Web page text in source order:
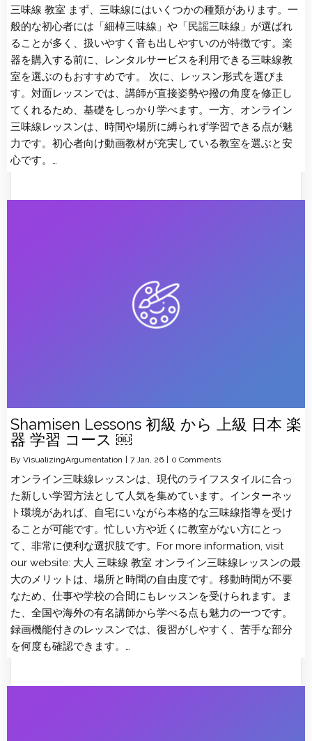
三味線 教室 まず、三味線にはいくつかの種類があります。一
般的な初心者には「細棹三味線」や「民謡三味線」が選ばれ
ることが多く、扱いやすく音も出しやすいのが特徴です。楽
器を購入する前に、レンタルサービスを利用できる三味線教
室を選ぶのもおすすめです。 次に、レッスン形式を選びま
す。対面レッスンでは、講師が直接姿勢や撥の角度を修正し
てくれるため、基礎をしっかり学べます。一方、オンライン
三味線レッスンは、時間や場所に縛られず学習できる点が魅
力です。初心者向け動画教材が充実している教室を選ぶと安
心です。…
Shamisen Lessons 初級 から 上級 日本 楽
器 学習 コース ￼
By VisualizingArgumentation 7 Jan, 26 0 Comments
オンライン三味線レッスンは、現代のライフスタイルに合っ
た新しい学習方法として人気を集めています。インターネッ
ト環境があれば、自宅にいながら本格的な三味線指導を受け
ることが可能です。忙しい方や近くに教室がない方にとっ
て、非常に便利な選択肢です。For more information, visit
our website: 大人 三味線 教室 オンライン三味線レッスンの最
大のメリットは、場所と時間の自由度です。移動時間が不要
なため、仕事や学校の合間にもレッスンを受けられます。ま
た、全国や海外の有名講師から学べる点も魅力の一つです。
録画機能付きのレッスンでは、復習がしやすく、苦手な部分
を何度も確認できます。…